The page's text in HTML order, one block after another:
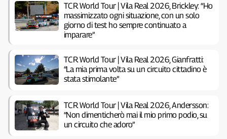
TCR World Tour | Vila Real 2026, Brickley: “Ho
massimizzato ogni situazione, con un solo
giorno di test ho sempre continuato a
imparare”
TCR World Tour | Vila Real 2026, Gianfratti:
“La mia prima volta su un circuito cittadino è
stata stimolante”
TCR World Tour | Vila Real 2026, Andersson:
“Non dimenticherò mai il mio primo podio, su
un circuito che adoro”